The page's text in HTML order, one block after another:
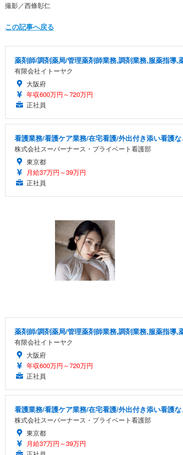
撮影／西條彰仁
この記事へ戻る
薬剤師/調剤薬局/管理薬剤師業務,調剤業務,服薬指導,
有限会社イトーヤク
大阪府
年収600万円～720万円
正社員
看護業務/看護ケア業務/在宅看護/外出付き添い看護
株式会社スーパーナース・プライベート看護部
東京都
月給37万円～39万円
正社員
薬剤師/調剤薬局/管理薬剤師業務,調剤業務,服薬指導,
有限会社イトーヤク
大阪府
年収600万円～720万円
正社員
看護業務/看護ケア業務/在宅看護/外出付き添い看護
株式会社スーパーナース・プライベート看護部
東京都
月給37万円～39万円